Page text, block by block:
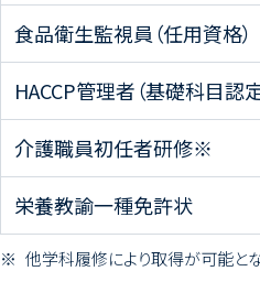
食品衛生監視員（任用資格）
HACCP管理者（基礎科目認定
介護職員初任者研修※
栄養教諭一種免許状
他学科履修により取得が可能と